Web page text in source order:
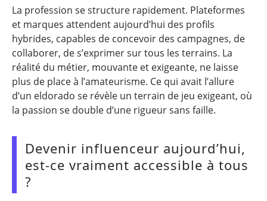
La profession se structure rapidement. Plateformes
et marques attendent aujourd’hui des profils
hybrides, capables de concevoir des campagnes, de
collaborer, de s’exprimer sur tous les terrains. La
réalité du métier, mouvante et exigeante, ne laisse
plus de place à l’amateurisme. Ce qui avait l’allure
d’un eldorado se révèle un terrain de jeu exigeant, où
la passion se double d’une rigueur sans faille.
Devenir influenceur aujourd’hui,
est-ce vraiment accessible à tous
?